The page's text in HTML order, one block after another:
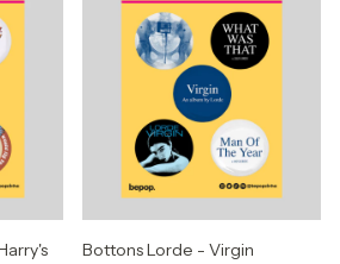
Bottons Lorde - Virgin